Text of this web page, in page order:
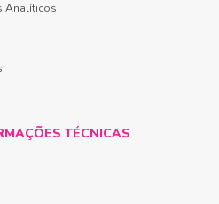
Analíticos
TÉCNICAS